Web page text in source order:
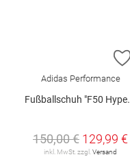
Adidas Performance
Fußballschuh "F50 Hyperfast Pro FG"
150,00 € 129,99 €
inkl. MwSt. zzgl. Versand